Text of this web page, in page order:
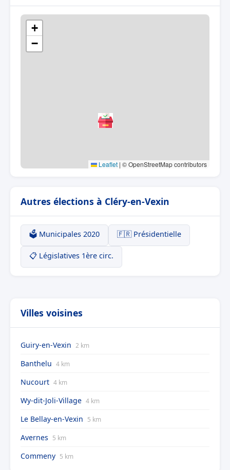
+
−
Leaflet | © OpenStreetMap contributors
Autres élections à Cléry-en-Vexin
🗳️ Municipales 2020 🇫🇷 Présidentielle
📋 Législatives 1ère circ.
Villes voisines
Guiry-en-Vexin 2 km
Banthelu 4 km
Nucourt 4 km
Wy-dit-Joli-Village 4 km
Le Bellay-en-Vexin 5 km
Avernes 5 km
Commeny 5 km